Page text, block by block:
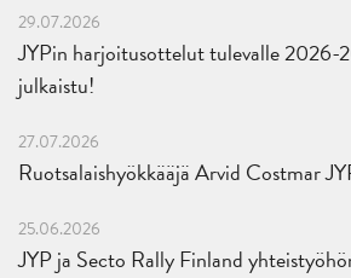
29.07.2026
JYPin harjoitusottelut tulevalle 2026-
julkaistu!
27.07.2026
Ruotsalaishyökkääjä Arvid Costmar
25.06.2026
JYP ja Secto Rally Finland